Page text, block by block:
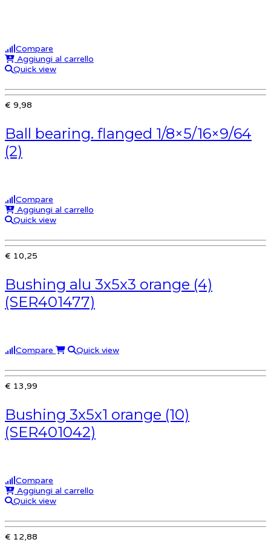
Compare
Aggiungi al carrello
Quick view
€ 9,98
Ball bearing. flanged 1/8×5/16×9/64
(2)
Compare
Aggiungi al carrello
Quick view
€ 10,25
Bushing alu 3x5x3 orange (4)
(SER401477)
Compare Quick view
€ 13,99
Bushing 3x5x1 orange (10)
(SER401042)
Compare
Aggiungi al carrello
Quick view
€ 12,88